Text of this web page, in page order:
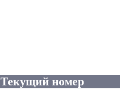
Текущий номер